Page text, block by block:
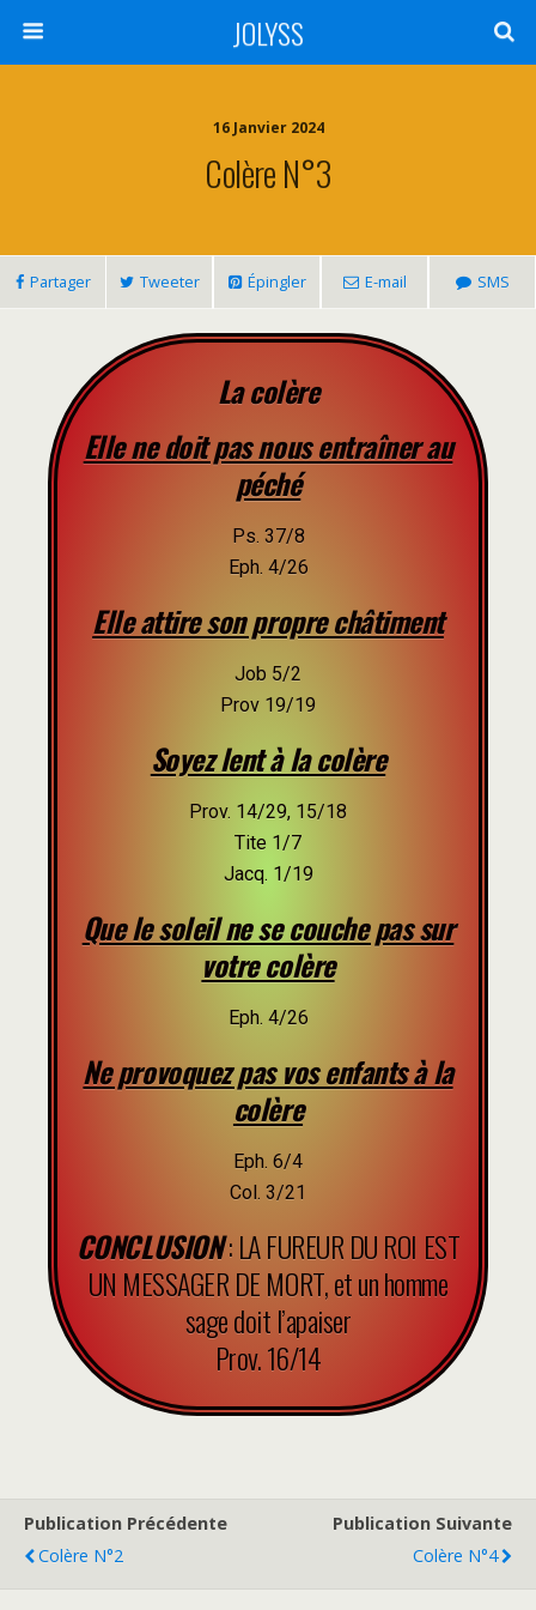
JOLYSS
16 Janvier 2024
Colère N°3
Partager Tweeter Épingler E-mail SMS
La colère
Elle ne doit pas nous entraîner au
péché
Ps. 37/8
Eph. 4/26
Elle attire son propre châtiment
Job 5/2
Prov 19/19
Soyez lent à la colère
Prov. 14/29, 15/18
Tite 1/7
Jacq. 1/19
Que le soleil ne se couche pas sur
votre colère
Eph. 4/26
Ne provoquez pas vos enfants à la
colère
Eph. 6/4
Col. 3/21
CONCLUSION: LA FUREUR DU ROI EST
UN MESSAGER DE MORT, et un homme
sage doit l’apaiser
Prov. 16/14
Publication Précédente
Colère N°2
Publication Suivante
Colère N°4